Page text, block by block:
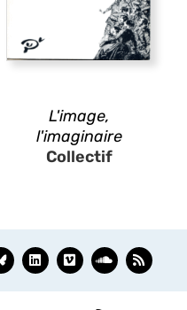
L'image,
l'imaginaire
Collectif